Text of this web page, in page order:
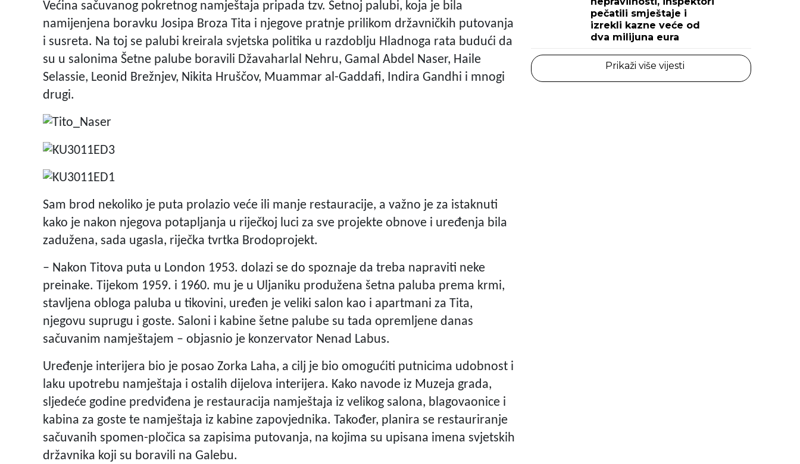
Većina sačuvanog pokretnog namještaja pripada tzv. Šetnoj palubi, koja je bila
namijenjena boravku Josipa Broza Tita i njegove pratnje prilikom državničkih putovanja
i susreta. Na toj se palubi kreirala svjetska politika u razdoblju Hladnoga rata budući da
su u salonima Šetne palube boravili Džavaharlal Nehru, Gamal Abdel Naser, Haile
Selassie, Leonid Brežnjev, Nikita Hruščov, Muammar al-Gaddafi, Indira Gandhi i mnogi
drugi.
Sam brod nekoliko je puta prolazio veće ili manje restauracije, a važno je za istaknuti
kako je nakon njegova potapljanja u riječkoj luci za sve projekte obnove i uređenja bila
zadužena, sada ugasla, riječka tvrtka Brodoprojekt.
– Nakon Titova puta u London 1953. dolazi se do spoznaje da treba napraviti neke
preinake. Tijekom 1959. i 1960. mu je u Uljaniku produžena šetna paluba prema krmi,
stavljena obloga paluba u tikovini, uređen je veliki salon kao i apartmani za Tita,
njegovu suprugu i goste. Saloni i kabine šetne palube su tada opremljene danas
sačuvanim namještajem – objasnio je konzervator Nenad Labus.
Uređenje interijera bio je posao Zorka Laha, a cilj je bio omogućiti putnicima udobnost i
laku upotrebu namještaja i ostalih dijelova interijera. Kako navode iz Muzeja grada,
sljedeće godine predviđena je restauracija namještaja iz velikog salona, blagovaonice i
kabina za goste te namještaja iz kabine zapovjednika. Također, planira se restauriranje
sačuvanih spomen-pločica sa zapisima putovanja, na kojima su upisana imena svjetskih
državnika koji su boravili na Galebu.
pečatili smještaje i
izrekli kazne veće od
dva milijuna eura
Prikaži više vijesti